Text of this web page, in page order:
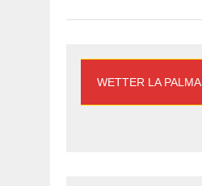
WETTER LA PALMA